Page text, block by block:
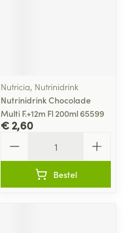
Nutricia, Nutrinidrink
Nutrinidrink Chocolade
Multi F.+12m Fl 200ml 65599
€ 2,60
Bestel